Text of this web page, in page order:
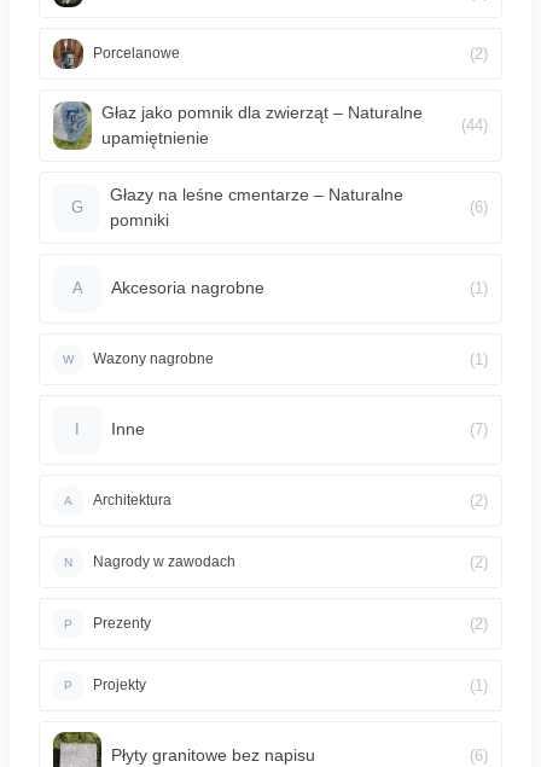
Porcelanowe (2)
Głaz jako pomnik dla zwierząt – Naturalne
upamiętnienie
(44)
G
Głazy na leśne cmentarze – Naturalne
pomniki
(6)
A Akcesoria nagrobne (1)
W Wazony nagrobne (1)
Inne (7)
A Architektura (2)
N Nagrody w zawodach (2)
P Prezenty (2)
P Projekty (1)
Płyty granitowe bez napisu (6)